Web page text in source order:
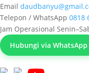
Email
Telepon / WhatsApp 0818
Jam Operasional
Hubungi via WhatsApp